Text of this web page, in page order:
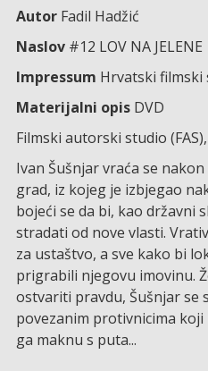
Autor Fadil Hadžić
Naslov #12 LOV NA JELENE
Impressum Hrvatski filmski
Materijalni opis DVD
Filmski autorski studio
Ivan Šušnjar vraća se
grad, iz kojeg je izbjegao
bojeći se da bi, kao državni
stradati od nove vlasti.
za ustaštvo, a sve kako bi
prigrabili njegovu imovinu.
ostvariti pravdu, Šušnjar se
povezanim protivnicima
ga maknu s puta...